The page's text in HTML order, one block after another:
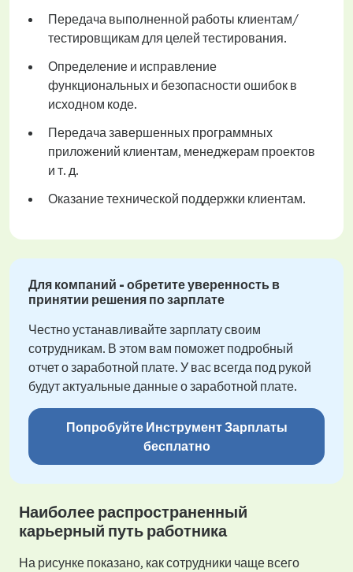
Передача выполненной работы клиентам/
тестировщикам для целей тестирования.
Определение и исправление
функциональных и безопасности ошибок в
исходном коде.
Передача завершенных программных
приложений клиентам, менеджерам проектов
и т. д.
Оказание технической поддержки клиентам.
Для компаний - обретите уверенность в
принятии решения по зарплате
Честно устанавливайте зарплату своим
сотрудникам. В этом вам поможет подробный
отчет о заработной плате. У вас всегда под рукой
будут актуальные данные о заработной плате.
Попробуйте Инструмент Зарплаты
бесплатно
Наиболее распространенный
карьерный путь работника
На рисунке показано, как сотрудники чаще всего